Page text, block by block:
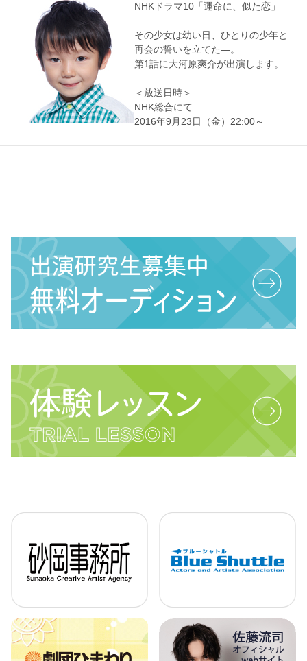
NHKドラマ10「運命に、似た恋」
その少女は幼い日、ひとりの少年と
再会の誓いを立てた―。
第1話に大河原爽介が出演します。
＜放送日時＞
NHK総合にて
2016年9月23日（金）22:00～